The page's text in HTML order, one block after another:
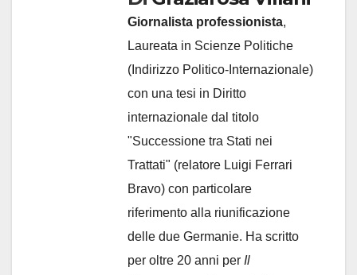
Giornalista professionista,
Laureata in Scienze Politiche
(Indirizzo Politico-Internazionale)
con una tesi in Diritto
internazionale dal titolo
"Successione tra Stati nei
Trattati" (relatore Luigi Ferrari
Bravo) con particolare
riferimento alla riunificazione
delle due Germanie. Ha scritto
per oltre 20 anni per Il